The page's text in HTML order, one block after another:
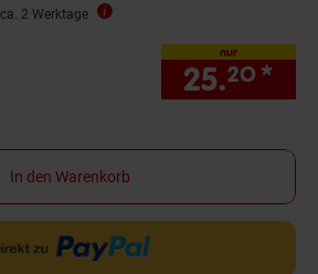
ca. 2 Werktage
nur
25.20 *
In den Warenkorb